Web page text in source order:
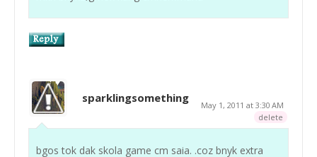
sparklingsomething
May 1, 2011 at 3:30 AM
delete
bgos tok dak skola game cm saia. .coz bnyk extra